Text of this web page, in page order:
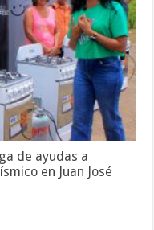
de ayudas a
en Juan José